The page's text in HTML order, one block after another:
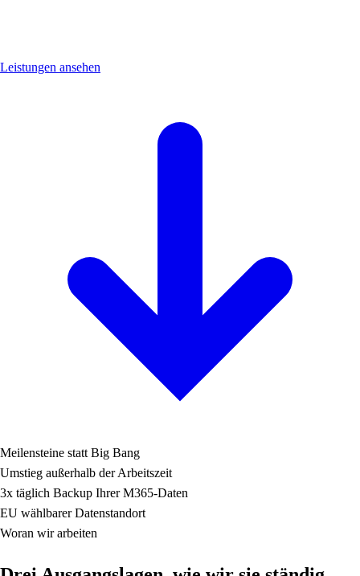
Leistungen ansehen
Meilensteine statt Big Bang
Umstieg außerhalb der Arbeitszeit
3x täglich Backup Ihrer M365-Daten
EU wählbarer Datenstandort
Woran wir arbeiten